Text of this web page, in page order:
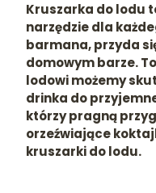
Kruszarka do lodu
narzędzie dla
barmana, przyda
domowym barze.
lodowi możemy
drinka do
którzy pragną
orzeźwiające
kruszarki do lodu.